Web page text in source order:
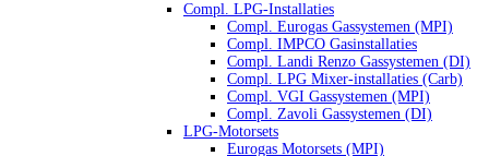
Compl. LPG-Installaties
Compl. Eurogas Gassystemen (MPI)
Compl. IMPCO Gasinstallaties
Compl. Landi Renzo Gassystemen (DI)
Compl. LPG Mixer-installaties (Carb)
Compl. VGI Gassystemen (MPI)
Compl. Zavoli Gassystemen (DI)
LPG-Motorsets
Eurogas Motorsets (MPI)